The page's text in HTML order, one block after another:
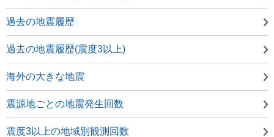
過去の地震履歴
過去の地震履歴(震度3以上)
海外の大きな地震
震源地ごとの地震発生回数
震度3以上の地域別観測回数